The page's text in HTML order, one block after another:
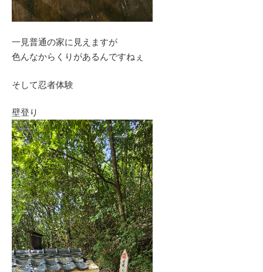
一見普通の家に見えますが
色んなからくりがあるんですねぇ
そして忍者体験
壁登り